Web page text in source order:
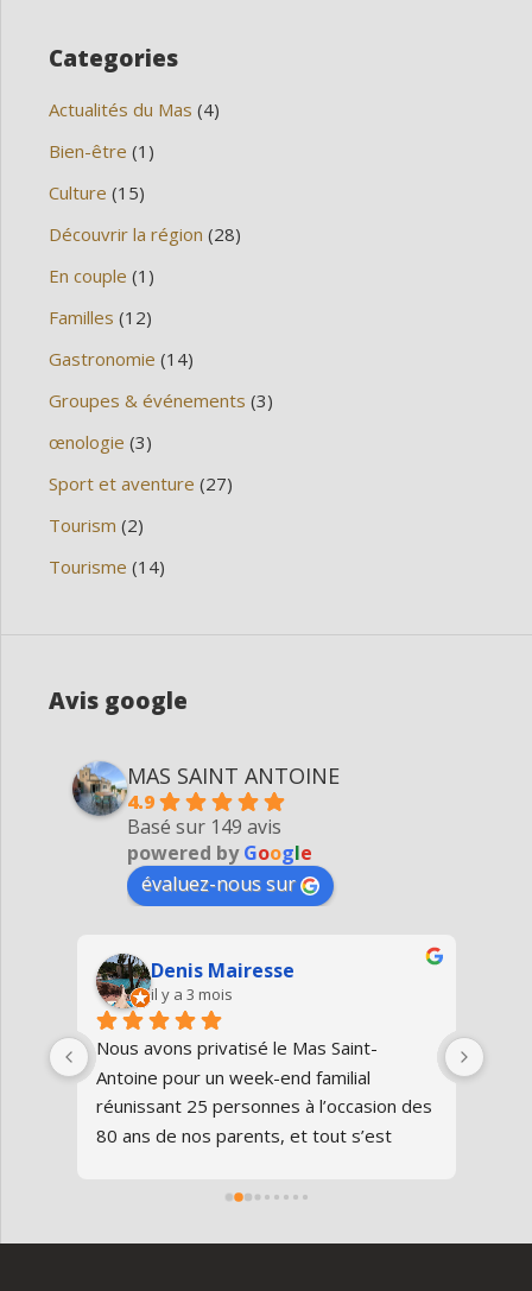
Categories
Actualités du Mas (4)
Bien-être (1)
Culture (15)
Découvrir la région (28)
En couple (1)
Familles (12)
Gastronomie (14)
Groupes & événements (3)
œnologie (3)
Sport et aventure (27)
Tourism (2)
Tourisme (14)
Avis google
MAS SAINT ANTOINE
4.9
Basé sur 149 avis
powered byGoogle
évaluez-nous sur
Denis Mairesse
il y a 3 mois
Nous avons privatisé le Mas Saint-
Antoine pour un week-end familial
réunissant 25 personnes à l’occasion des
80 ans de nos parents, et tout s’est
domaine est superbe, très bien